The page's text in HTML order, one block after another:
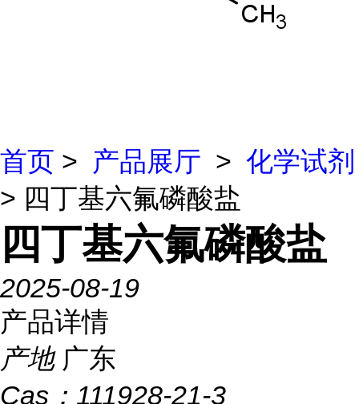
首页 > 产品展厅 > 化学试剂
> 四丁基六氟磷酸盐
四丁基六氟磷酸盐
2025-08-19
产品详情
产地 广东
Cas： 111928-21-3